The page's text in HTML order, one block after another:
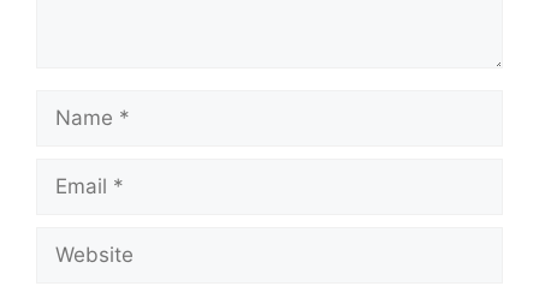
Name
Email
Website